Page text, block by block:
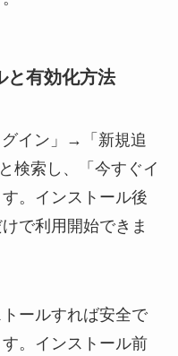
と有効化方法
イン」→「新規追
検索し、「今すぐイ
。インストール後
で利用開始できま
ールすれば安全で
。インストール前